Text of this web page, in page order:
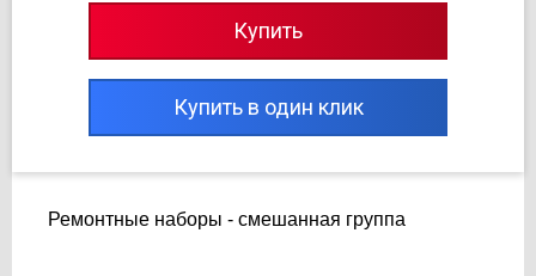
Купить
Купить в один клик
Ремонтные наборы - смешанная группа